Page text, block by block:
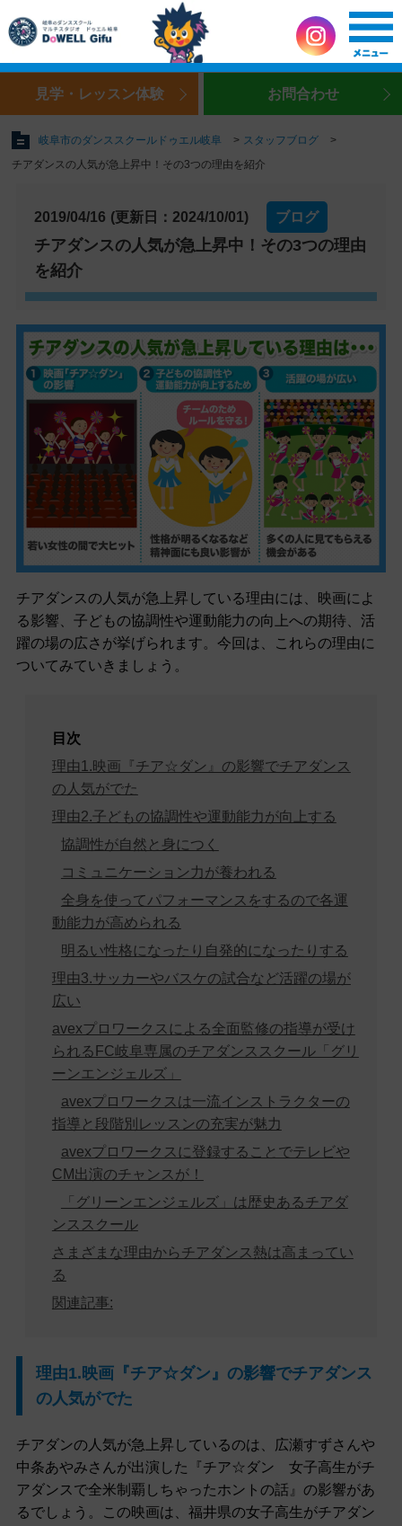
見学・レッスン体験 お問合わせ
岐阜市のダンススクールドゥエル岐阜
スタッフブログ
チアダンスの人気が急上昇中！その3つの理由を紹介
2019/04/16 (更新日：2024/10/01) ブログ
チアダンスの人気が急上昇中！その3つの理由
を紹介
チアダンスの人気が急上昇している理由には、映画によ
る影響、子どもの協調性や運動能力の向上への期待、活
躍の場の広さが挙げられます。今回は、これらの理由に
ついてみていきましょう。
目次
理由1.映画『チア☆ダン』の影響でチアダンス
の人気がでた
理由2.子どもの協調性や運動能力が向上する
協調性が自然と身につく
コミュニケーション力が養われる
全身を使ってパフォーマンスをするので各運
動能力が高められる
明るい性格になったり自発的になったりする
理由3.サッカーやバスケの試合など活躍の場が
広い
avexプロワークスによる全面監修の指導が受け
られるFC岐阜専属のチアダンススクール「グリ
ーンエンジェルズ」
avexプロワークスは一流インストラクターの
指導と段階別レッスンの充実が魅力
avexプロワークスに登録することでテレビや
CM出演のチャンスが！
「グリーンエンジェルズ」は歴史あるチアダ
ンススクール
さまざまな理由からチアダンス熱は高まってい
る
関連記事:
理由1.映画『チア☆ダン』の影響でチアダンス
の人気がでた
チアダンの人気が急上昇しているのは、広瀬すずさんや
中条あやみさんが出演した『チア☆ダン 女子高生がチ
アダンスで全米制覇しちゃったホントの話』の影響があ
るでしょう。この映画は、福井県の女子高生がチアダン